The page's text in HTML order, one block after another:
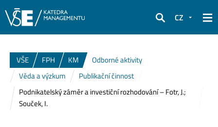
Hledat
CZ
VŠE FPH KM
Odborné aktivity
Věda a výzkum
Publikační činnost
Podnikatelský záměr a investiční rozhodování – Fotr, J.;
Souček, I.